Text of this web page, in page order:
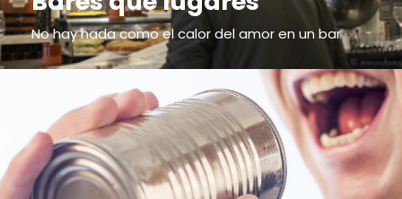
No hay nada como el calor del amor en un bar